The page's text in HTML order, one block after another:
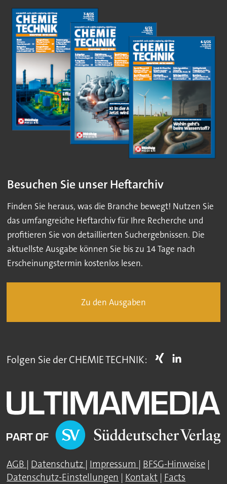
Besuchen Sie unser Heftarchiv
Finden Sie heraus, was die Branche bewegt! Nutzen Sie
das umfangreiche Heftarchiv für Ihre Recherche und
profitieren Sie von detaillierten Suchergebnissen. Die
aktuellste Ausgabe können Sie bis zu 14 Tage nach
Erscheinungstermin kostenlos lesen.
Zu den Ausgaben
Folgen Sie der CHEMIE TECHNIK:
AGB | Datenschutz | Impressum | BFSG-Hinweise |
Datenschutz-Einstellungen | Kontakt | Facts